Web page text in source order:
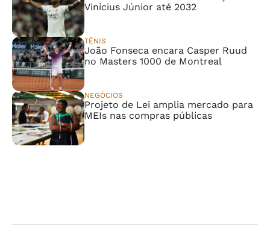
Vinícius Júnior até 2032
TÊNIS
João Fonseca encara Casper Ruud
no Masters 1000 de Montreal
NEGÓCIOS
Projeto de Lei amplia mercado para
MEIs nas compras públicas